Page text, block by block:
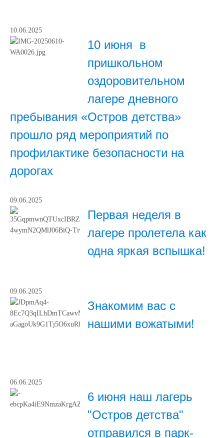
10.06.2025
10 июня в
пришкольном
оздоровительном
лагере дневного
пребывания «Остров детства»
прошло ряд мероприятий по
профилактике безопасности на
дорогах
09.06.2025
Первая неделя в
лагере пролетела как
одна яркая вспышка!
09.06.2025
Знакомим вас с
нашими вожатыми!
06.06.2025
6 июня наш лагерь
"Остров детства"
отправился в парк-